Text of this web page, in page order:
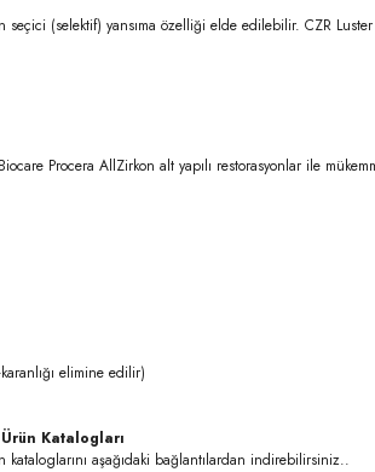
(selektif) yansıma özelliği elde edilebilir. CZR
Procera AllZirkon alt yapılı restorasyonlar ile
elimine edilir)
Ürün Katalogları
aşağıdaki bağlantılardan indirebilirsiniz..